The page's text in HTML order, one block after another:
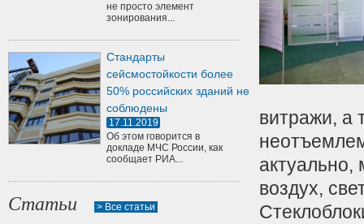
не просто элемент
зонирования...
Стандарты
сейсмостойкости более
50% российских зданий не
соблюдены
17.11.2019
Об этом говорится в
докладе МЧС России, как
сообщает РИА...
Статьи > Все статьи
витражи, а
актуально,
воздух,